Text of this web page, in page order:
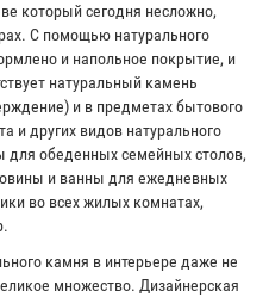
который сегодня несложно,
С помощью натурального
и напольное покрытие, и
натуральный камень
и в предметах бытового
и других видов натурального
обеденных семейных столов,
и ванны для ежедневных
во всех жилых комнатах,
камня в интерьере даже не
множество. Дизайнерская